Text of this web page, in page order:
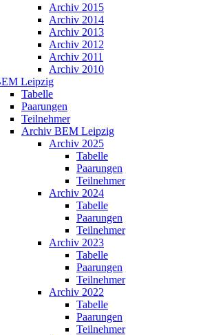
Archiv 2015
Archiv 2014
Archiv 2013
Archiv 2012
Archiv 2011
Archiv 2010
Leipzig
Tabelle
Paarungen
Teilnehmer
Archiv BEM Leipzig
Archiv 2025
Tabelle
Paarungen
Teilnehmer
Archiv 2024
Tabelle
Paarungen
Teilnehmer
Archiv 2023
Tabelle
Paarungen
Teilnehmer
Archiv 2022
Tabelle
Paarungen
Teilnehmer